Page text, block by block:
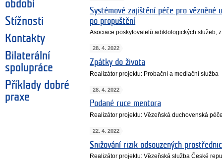
období
Stížnosti
Kontakty
Bilaterální
spolupráce
Příklady dobré
praxe
Systémové zajištění péče pro
po propuštění
Asociace poskytovatelů adiktologických služeb,
28. 4. 2022
Zpátky do života
Realizátor projektu: Probační a mediační služba
28. 4. 2022
Podané ruce mentora
Realizátor projektu: Vězeňská duchovenská
22. 4. 2022
Snižování rizik odsouzených
Realizátor projektu: Vězeňská služba České